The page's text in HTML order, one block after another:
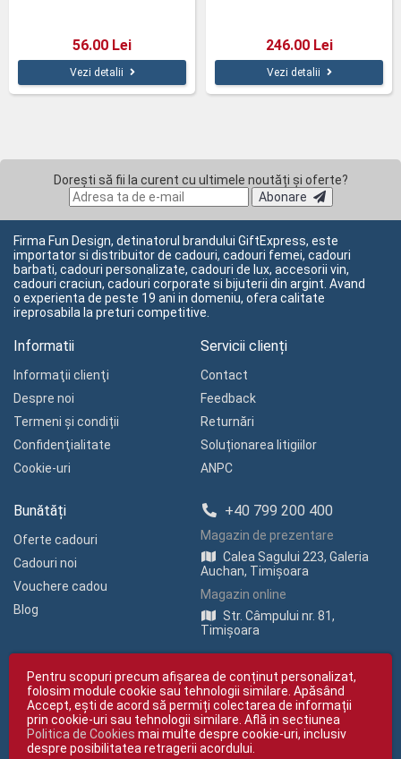
56.00 Lei
Vezi detalii
246.00 Lei
Vezi detalii
Dorești să fii la curent cu ultimele noutăți și oferte?
Abonare
Firma Fun Design, detinatorul brandului GiftExpress, este
importator si distribuitor de cadouri, cadouri femei, cadouri
barbati, cadouri personalizate, cadouri de lux, accesorii vin,
cadouri craciun, cadouri corporate si bijuterii din argint. Avand
o experienta de peste 19 ani in domeniu, ofera calitate
ireprosabila la preturi competitive.
Informatii
Informaţii clienţi
Despre noi
Termeni și condiții
Confidenţialitate
Cookie-uri
Servicii clienți
Contact
Feedback
Returnări
Soluționarea litigiilor
ANPC
Bunătăți
Oferte cadouri
Cadouri noi
Vouchere cadou
Blog
+40 799 200 400
Magazin de prezentare
Calea Sagului 223, Galeria
Auchan, Timișoara
Magazin online
Str. Câmpului nr. 81,
Timișoara
Copyright © giftexpress.ro | Toate drepturile rezervate
giftexpress.ro aparține de Fun Design SRL (CUI RO 15651694, Nr. Reg. Com.
Pentru scopuri precum afișarea de conținut personalizat,
folosim module cookie sau tehnologii similare. Apăsând
Accept, ești de acord să permiți colectarea de informații
prin cookie-uri sau tehnologii similare. Află in sectiunea
Politica de Cookies mai multe despre cookie-uri, inclusiv
despre posibilitatea retragerii acordului.